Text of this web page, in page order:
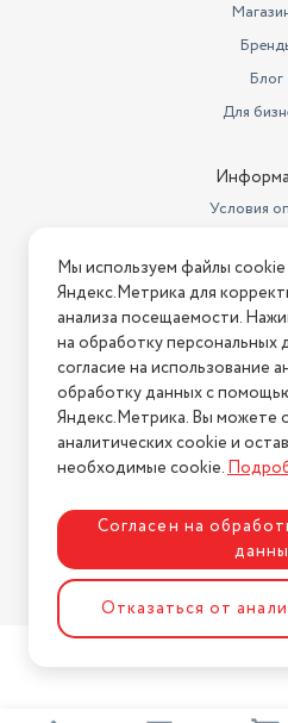
Блог
Для
Условия
Условия
Нашли ошибку на
2026 © Интернет-магазин
Политика
Разработка сайта
Мы используем файлы cookie
Яндекс.Метрика для
анализа посещаемости.
на обработку персональных
согласие на использование
обработку данных с
Яндекс.Метрика. Вы можете
аналитических cookie и
необходимые cookie.
Согласен на
Отказаться от